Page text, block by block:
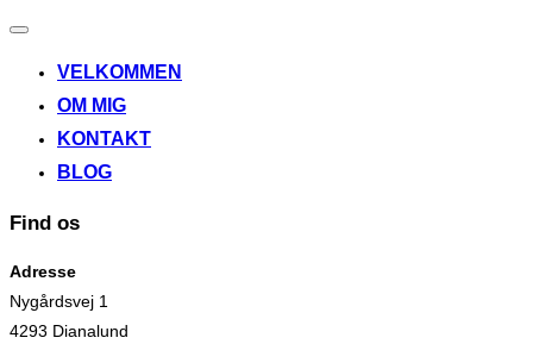
Slå
til/fra
VELKOMMEN
OM MIG
KONTAKT
BLOG
Find os
Adresse
Nygårdsvej 1
4293 Dianalund